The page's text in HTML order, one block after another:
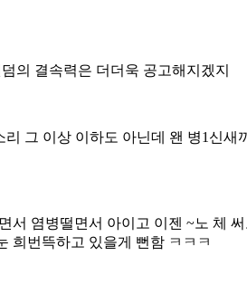
의 결속력은 더더욱 공고해지겠지
그 이상 이하도 아닌데 왠 병1신새
서 염병떨면서 아이고 이젠 ~노 체
희번뜩하고 있을게 뻔함 ㅋㅋㅋ